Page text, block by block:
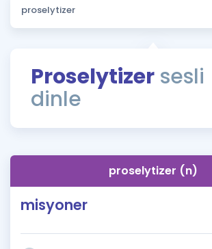
Puan Hesaplama
ÖSYM Sınav Takvimi
Kampanyalar
İngilizce Gramer
Proselytizer sesli
dinle
proselytizer (n)
misyoner